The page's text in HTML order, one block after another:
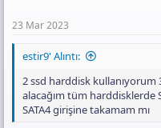
23 Mar 2023
estir9' Alıntı:
2 ssd harddisk
alacağım tüm harddisklerde
SATA4 girişine takamam mı